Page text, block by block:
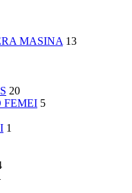
MASINA 13
20
FEMEI 5
1